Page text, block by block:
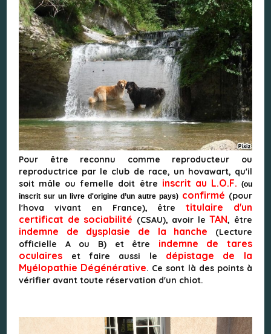
Pour être reconnu comme reproducteur ou
reproductrice par le club de race, un hovawart, qu'il
soit mâle ou femelle doit être inscrit au L.O.F. (ou
inscrit sur un livre d'origine d’un autre pays) confirmé (pour
l'hova vivant en France), êtretitulaire d'un
certificat de sociabilité (CSAU), avoir le TAN, être
indemne de dysplasie de la hanche
(Lecture
officielle A ou B) et être indemne de tares
oculaires et faire aussi le dépistage de la
Myélopathie Dégénérative. Ce sont là des points à
vérifier avant toute réservation d'un chiot.